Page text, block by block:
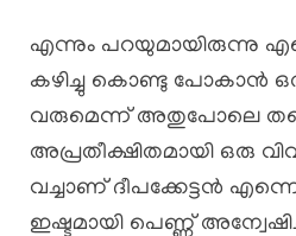
എന്നും പറയുമായിരുന്നു
കഴിച്ചു കൊണ്ടു പോകാൻ
വരുമെന്ന് അതുപോലെ
അപ്രതീക്ഷിതമായി ഒരു
വച്ചാണ് ദീപക്കേട്ടൻ
ഇഷ്ടമായി പെണ്ണ്